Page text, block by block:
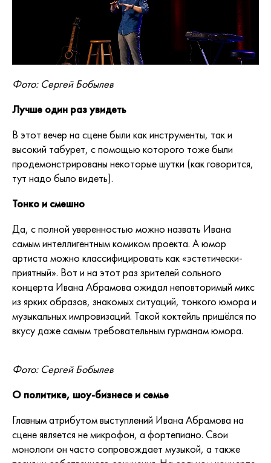
Фото: Сергей Бобылев
Лучше один раз увидеть
В этот вечер на сцене были как инструменты, так и
высокий табурет, с помощью которого тоже были
продемонстрированы некоторые шутки (как говорится,
тут надо было видеть).
Тонко и смешно
Да, с полной уверенностью можно назвать Ивана
самым интеллигентным комиком проекта. А юмор
артиста можно классифицировать как «эстетически-
приятный». Вот и на этот раз зрителей сольного
концерта Ивана Абрамова ожидал неповторимый микс
из ярких образов, знакомых ситуаций, тонкого юмора и
музыкальных импровизаций. Такой коктейль пришёлся по
вкусу даже самым требовательным гурманам юмора.
Фото: Сергей Бобылев
О политике, шоу-бизнесе и семье
Главным атрибутом выступлений Ивана Абрамова на
сцене является не микрофон, а фортепиано. Свои
монологи он часто сопровождает музыкой, а также